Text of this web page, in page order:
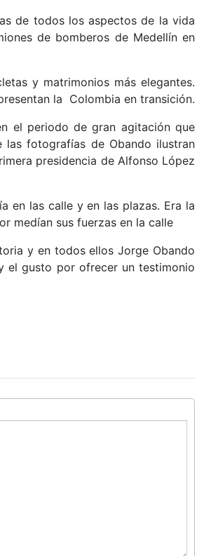
de todos los aspectos de la vida
de bomberos de Medellín en
y matrimonios más elegantes.
la Colombia en transición.
el periodo de gran agitación que
fotografías de Obando ilustran
presidencia de Alfonso López
en las calle y en las plazas. Era la
medían sus fuerzas en la calle
y en todos ellos Jorge Obando
el gusto por ofrecer un testimonio